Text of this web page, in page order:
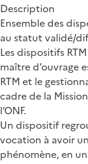
Description
Ensemble des
au statut validé/
Les dispositifs
maître d’ouvrage
RTM et le
cadre de la
l’ONF.
Un dispositif
vocation à avoir
phénomène, en